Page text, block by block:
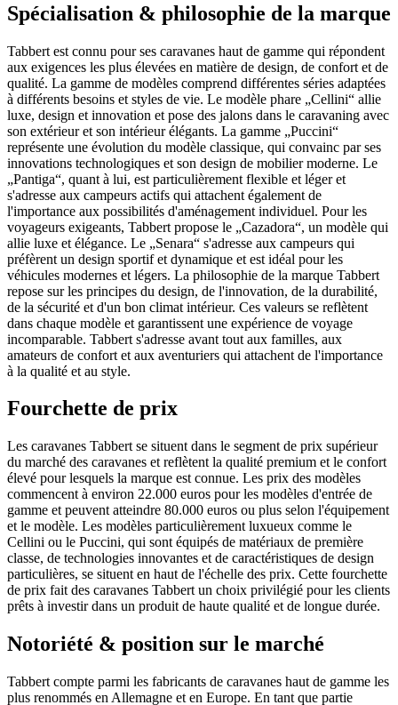
Spécialisation & philosophie de la marque
Tabbert est connu pour ses caravanes haut de gamme qui répondent
aux exigences les plus élevées en matière de design, de confort et de
qualité. La gamme de modèles comprend différentes séries adaptées
à différents besoins et styles de vie. Le modèle phare „Cellini“ allie
luxe, design et innovation et pose des jalons dans le caravaning avec
son extérieur et son intérieur élégants. La gamme „Puccini“
représente une évolution du modèle classique, qui convainc par ses
innovations technologiques et son design de mobilier moderne. Le
„Pantiga“, quant à lui, est particulièrement flexible et léger et
s'adresse aux campeurs actifs qui attachent également de
l'importance aux possibilités d'aménagement individuel. Pour les
voyageurs exigeants, Tabbert propose le „Cazadora“, un modèle qui
allie luxe et élégance. Le „Senara“ s'adresse aux campeurs qui
préfèrent un design sportif et dynamique et est idéal pour les
véhicules modernes et légers. La philosophie de la marque Tabbert
repose sur les principes du design, de l'innovation, de la durabilité,
de la sécurité et d'un bon climat intérieur. Ces valeurs se reflètent
dans chaque modèle et garantissent une expérience de voyage
incomparable. Tabbert s'adresse avant tout aux familles, aux
amateurs de confort et aux aventuriers qui attachent de l'importance
à la qualité et au style.
Fourchette de prix
Les caravanes Tabbert se situent dans le segment de prix supérieur
du marché des caravanes et reflètent la qualité premium et le confort
élevé pour lesquels la marque est connue. Les prix des modèles
commencent à environ 22.000 euros pour les modèles d'entrée de
gamme et peuvent atteindre 80.000 euros ou plus selon l'équipement
et le modèle. Les modèles particulièrement luxueux comme le
Cellini ou le Puccini, qui sont équipés de matériaux de première
classe, de technologies innovantes et de caractéristiques de design
particulières, se situent en haut de l'échelle des prix. Cette fourchette
de prix fait des caravanes Tabbert un choix privilégié pour les clients
prêts à investir dans un produit de haute qualité et de longue durée.
Notoriété & position sur le marché
Tabbert compte parmi les fabricants de caravanes haut de gamme les
plus renommés en Allemagne et en Europe. En tant que partie